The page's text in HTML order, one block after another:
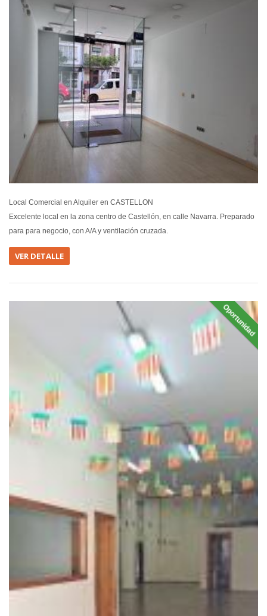
Local Comercial en Alquiler en CASTELLON
Excelente local en la zona centro de Castellón, en calle Navarra. Preparado
para para negocio, con A/A y ventilación cruzada.
VER DETALLE
Oportunidad
EN